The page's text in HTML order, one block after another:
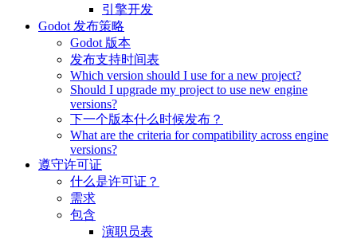
引擎开发
Godot 发布策略
Godot 版本
发布支持时间表
Which version should I use for a new project?
Should I upgrade my project to use new engine
versions?
下一个版本什么时候发布？
What are the criteria for compatibility across engine
versions?
遵守许可证
什么是许可证？
需求
包含
演职员表